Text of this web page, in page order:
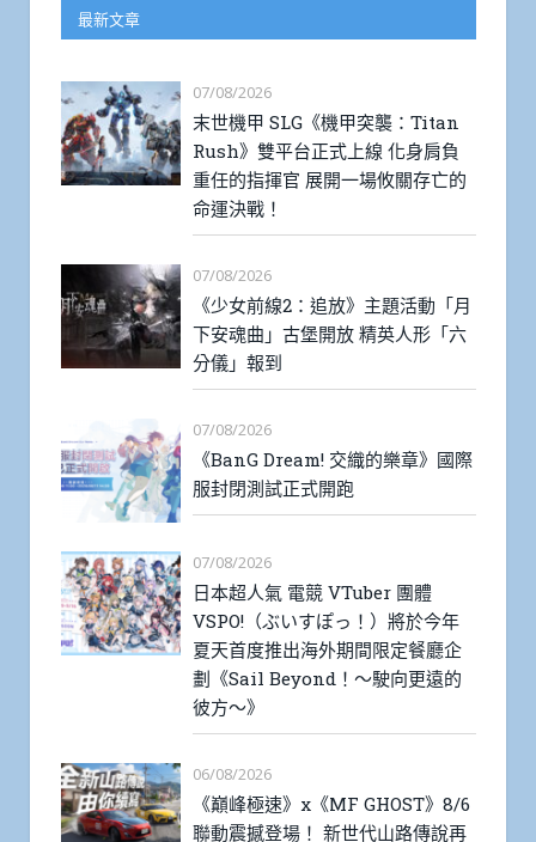
最新文章
07/08/2026
末世機甲 SLG《機甲突襲：Titan
Rush》雙平台正式上線 化身肩負
重任的指揮官 展開一場攸關存亡的
命運決戰！
07/08/2026
《少女前線2：追放》主題活動「月
下安魂曲」古堡開放 精英人形「六
分儀」報到
07/08/2026
《BanG Dream! 交織的樂章》國際
服封閉測試正式開跑
07/08/2026
日本超人氣 電競 VTuber 團體
VSPO!（ぶいすぽっ！）將於今年
夏天首度推出海外期間限定餐廳企
劃《Sail Beyond！～駛向更遠的
彼方～》
06/08/2026
《巔峰極速》x《MF GHOST》8/6
聯動震撼登場！ 新世代山路傳說再